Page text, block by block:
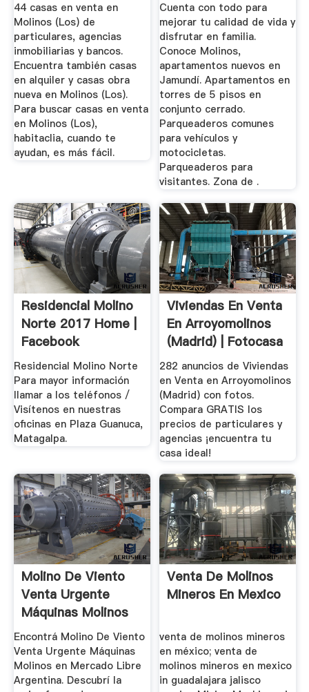
44 casas en venta en
Molinos (Los) de
particulares, agencias
inmobiliarias y bancos.
Encuentra también casas
en alquiler y casas obra
nueva en Molinos (Los).
Para buscar casas en venta
en Molinos (Los),
habitaclia, cuando te
ayudan, es más fácil.
Cuenta con todo para
mejorar tu calidad de vida y
disfrutar en familia.
Conoce Molinos,
apartamentos nuevos en
Jamundí. Apartamentos en
torres de 5 pisos en
conjunto cerrado.
Parqueaderos comunes
para vehículos y
motocicletas.
Parqueaderos para
visitantes. Zona de .
Residencial Molino
Norte 2017 Home |
Facebook
Residencial Molino Norte
Para mayor información
llamar a los teléfonos /
Visítenos en nuestras
oficinas en Plaza Guanuca,
Matagalpa.
Viviendas En Venta
En Arroyomolinos
(Madrid) | Fotocasa
282 anuncios de Viviendas
en Venta en Arroyomolinos
(Madrid) con fotos.
Compara GRATIS los
precios de particulares y
agencias ¡encuentra tu
casa ideal!
Molino De Viento
Venta Urgente
Máquinas Molinos
En ...
Encontrá Molino De Viento
Venta Urgente Máquinas
Molinos en Mercado Libre
Argentina. Descubrí la
Venta De Molinos
Mineros En Mexico
venta de molinos mineros
en méxico; venta de
molinos mineros en mexico
in guadalajara jalisco